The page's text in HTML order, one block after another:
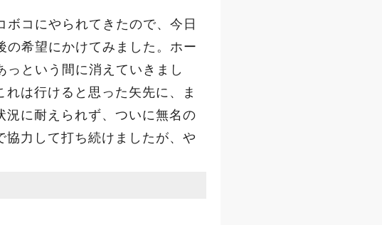
コにやられてきたので、今日
の希望にかけてみました。ホー
という間に消えていきまし
は行けると思った矢先に、ま
に耐えられず、ついに無名の
力して打ち続けましたが、や